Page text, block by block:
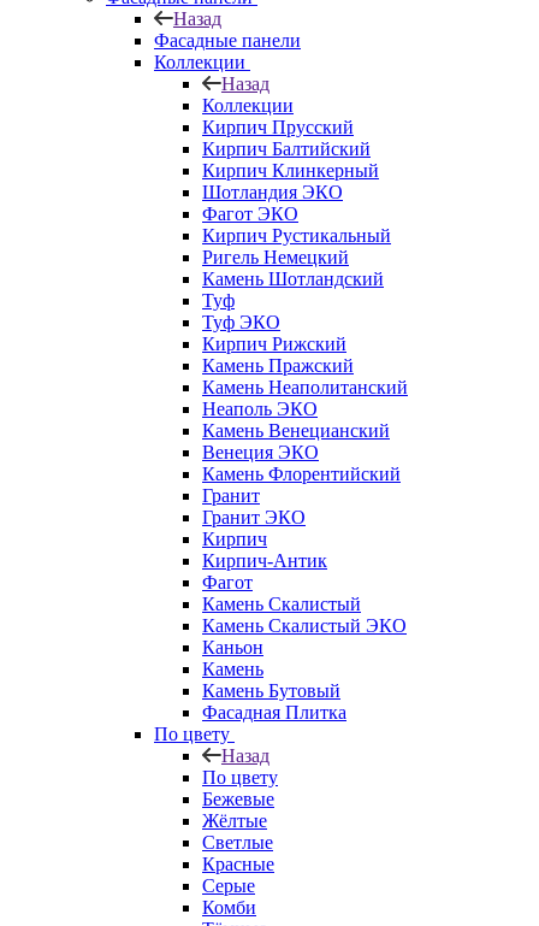
Назад
Фасадные панели
Коллекции
Назад
Коллекции
Кирпич Прусский
Кирпич Балтийский
Кирпич Клинкерный
Шотландия ЭКО
Фагот ЭКО
Кирпич Рустикальный
Ригель Немецкий
Камень Шотландский
Туф
Туф ЭКО
Кирпич Рижский
Камень Пражский
Камень Неаполитанский
Неаполь ЭКО
Камень Венецианский
Венеция ЭКО
Камень Флорентийский
Гранит
Гранит ЭКО
Кирпич
Кирпич-Антик
Фагот
Камень Скалистый
Камень Скалистый ЭКО
Каньон
Камень
Камень Бутовый
Фасадная Плитка
По цвету
Назад
По цвету
Бежевые
Жёлтые
Светлые
Красные
Серые
Комби